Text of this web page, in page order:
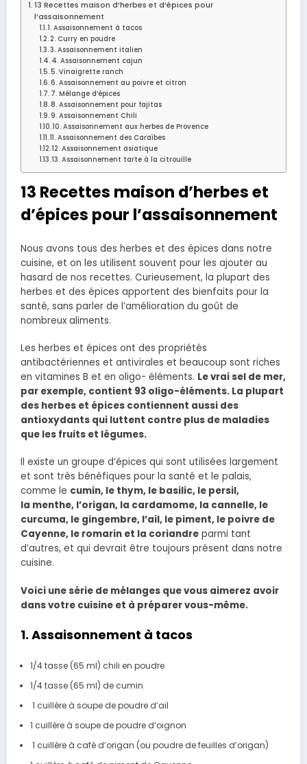
13 Recettes maison d’herbes et d’épices pour
l’assaisonnement
1. Assaisonnement à tacos
2. Curry en poudre
3. Assaisonnement italien
4. Assaisonnement cajun
5. Vinaigrette ranch
6. Assaisonnement au poivre et citron
7. Mélange d’épices
8. Assaisonnement pour fajitas
9. Assaisonnement Chili
10. Assaisonnement aux herbes de Provence
11. Assaisonnement des Caraïbes
12. Assaisonnement asiatique
13. Assaisonnement tarte à la citrouille
13 Recettes maison d’herbes et
d’épices pour l’assaisonnement
Nous avons tous des herbes et des épices dans notre
cuisine, et on les utilisent souvent pour les ajouter au
hasard de nos recettes. Curieusement, la plupart des
herbes et des épices apportent des bienfaits pour la
santé, sans parler de l’amélioration du goût de
nombreux aliments.
Les herbes et épices ont des propriétés
antibactériennes et antivirales et beaucoup sont riches
en vitamines B et en oligo- éléments. Le vrai sel de mer,
par exemple, contient 93 oligo-éléments. La plupart
des herbes et épices contiennent aussi des
antioxydants qui luttent contre plus de maladies
que les fruits et légumes.
Il existe un groupe d’épices qui sont utilisées largement
et sont très bénéfiques pour la santé et le palais,
comme le cumin, le thym, le basilic, le persil,
la menthe, l’origan, la cardamome, la cannelle, le
curcuma, le gingembre, l’ail, le piment, le poivre de
Cayenne, le romarin et la coriandre parmi tant
d’autres, et qui devrait être toujours présent dans notre
cuisine.
Voici une série de mélanges que vous aimerez avoir
dans votre cuisine et à préparer vous-même.
1. Assaisonnement à tacos
1/4 tasse (65 ml) chili en poudre
1/4 tasse (65 ml) de cumin
1 cuillère à soupe de poudre d’ail
1 cuillère à soupe de poudre d’oignon
1 cuillère à café d’origan (ou poudre de feuilles d’origan)